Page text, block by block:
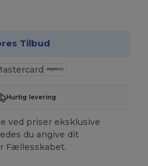
Tilbud
Hurtig levering
ved priser eksklusive
du angive dit
Fællesskabet.